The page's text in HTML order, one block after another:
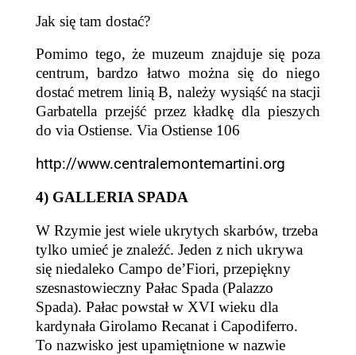
Jak się tam dostać?
Pomimo tego,że muzeum znajduje się poza
centrum, bardzo łatwo można się do niego
dostać metrem linią B, należy wysiąść na stacji
Garbatella przejść przezkładkę dla pieszych
do via Ostiense. Via Ostiense 106
http://www.centralemontemartini.org
4) GALLERIA SPADA
W Rzymie jest wiele ukrytych skarbów, trzeba
tylko umieć je znaleźć. Jeden z nich ukrywa
się niedaleko Campo de’Fiori, przepiękny
szesnastowieczny Pałac Spada (Palazzo
Spada). Pałac powstał w XVI wieku dla
kardynała Girolamo Recanat i Capodiferro.
To nazwisko jest upamiętnione w nazwie